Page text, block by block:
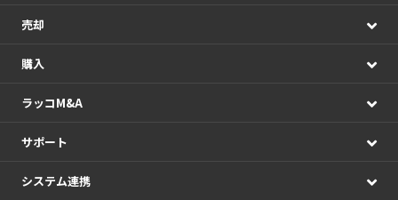
売却
購入
ラッコM&A
サポート
システム連携